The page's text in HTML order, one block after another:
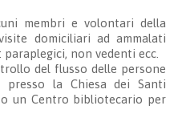
membri e volontari della
domiciliari ad ammalati
non vedenti ecc.
del flusso delle persone
presso la Chiesa dei Santi
un Centro bibliotecario per